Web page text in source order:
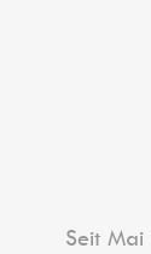
Seit